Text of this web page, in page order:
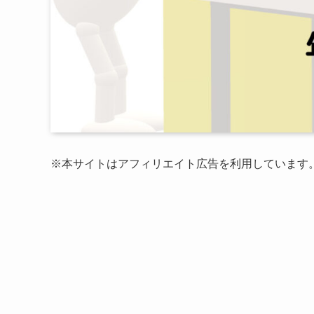
※本サイトはアフィリエイト広告を利用しています